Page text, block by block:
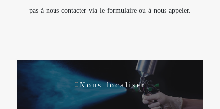
pas à nous contacter via le formulaire ou à nous appeler.
Nous localiser